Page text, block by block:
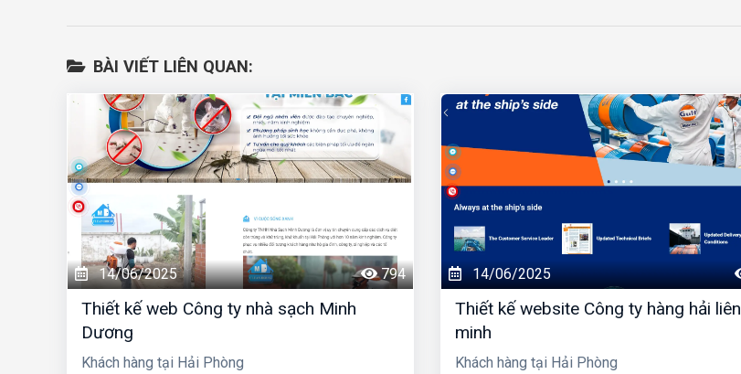
BÀI VIẾT LIÊN QUAN:
14/06/2025 794
Thiết kế web Công ty nhà sạch Minh
Dương
Khách hàng tại Hải Phòng
14/06/2025
Thiết kế website Công ty hàng hải liên
minh
Khách hàng tại Hải Phòng